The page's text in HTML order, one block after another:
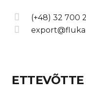
(+48) 32 700